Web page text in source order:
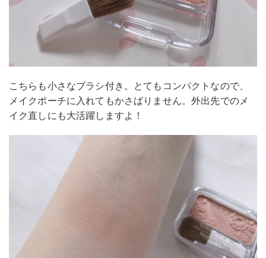
こちらも小さなブラシ付き。とてもコンパクトなので、
メイクポーチに入れてもかさばりません。外出先でのメ
イク直しにも大活躍しますよ！